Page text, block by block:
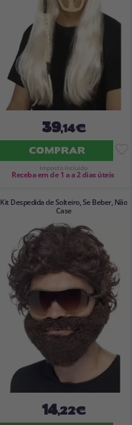
39,14€
COMPRAR
Imposto Incluído
Receba em de 1 a a 2 dias úteis
Kit Despedida de Solteiro, Se Beber, Não
Case
14,22€